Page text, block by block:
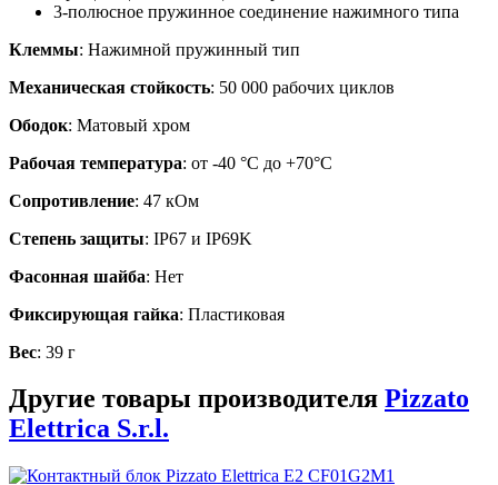
3-полюсное пружинное соединение нажимного типа
Клеммы: Нажимной пружинный тип
Механическая стойкость: 50 000 рабочих циклов
Ободок: Матовый хром
Рабочая температура: от -40 °C до +70°C
Сопротивление: 47 кОм
Степень защиты: IP67 и IP69K
Фасонная шайба: Нет
Фиксирующая гайка: Пластиковая
Вес: 39 г
Другие товары производителя Pizzato
Elettrica S.r.l.